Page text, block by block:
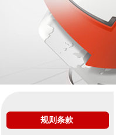
规则条款